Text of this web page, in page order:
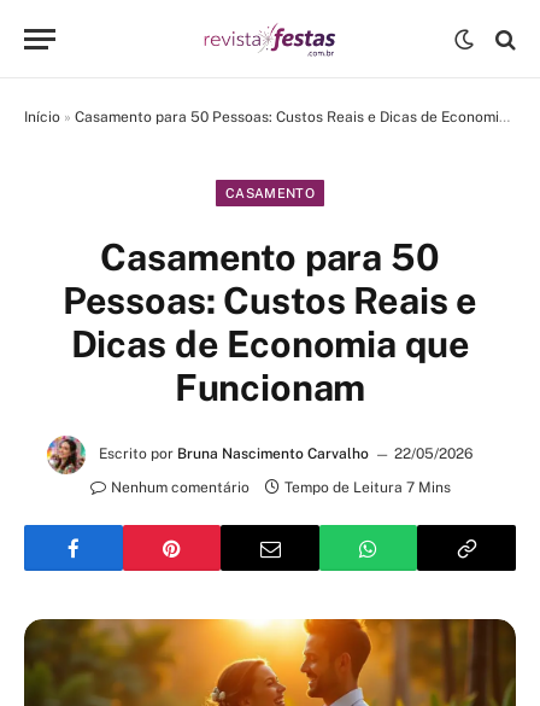
Início » Casamento para 50 Pessoas: Custos Reais e Dicas de Economia que Funcionam
CASAMENTO
Casamento para 50
Pessoas: Custos Reais e
Dicas de Economia que
Funcionam
Escrito por Bruna Nascimento Carvalho
22/05/2026
Nenhum comentário
Tempo de Leitura 7 Mins